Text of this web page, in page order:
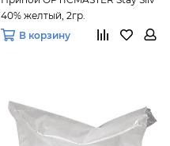
40% желтый, 2гр.
В корзину